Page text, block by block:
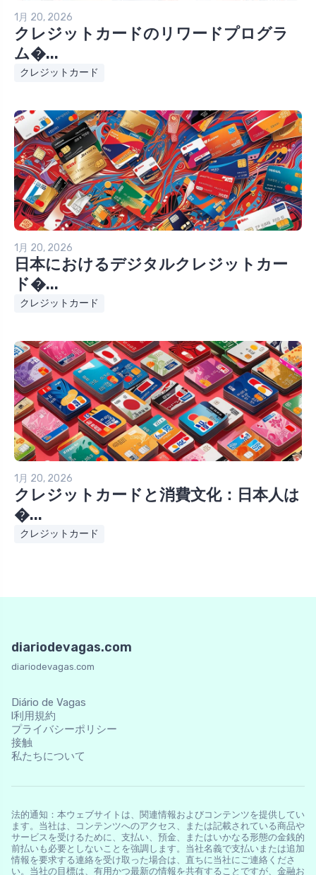
1月 20, 2026
クレジットカードのリワードプログラ
ム�...
クレジットカード
1月 20, 2026
日本におけるデジタルクレジットカー
ド�...
クレジットカード
1月 20, 2026
クレジットカードと消費文化：日本人は
�...
クレジットカード
diariodevagas.com
diariodevagas.com
Diário de Vagas
l利用規約
プライバシーポリシー
接触
私たちについて
法的通知：本ウェブサイトは、関連情報およびコンテンツを提供してい
ます。当社は、コンテンツへのアクセス、または記載されている商品や
サービスを受けるために、支払い、預金、またはいかなる形態の金銭的
前払いも必要としないことを強調します。当社名義で支払いまたは追加
情報を要求する連絡を受け取った場合は、直ちに当社にご連絡くださ
い。当社の目標は、有用かつ最新の情報を共有することですが、金融お